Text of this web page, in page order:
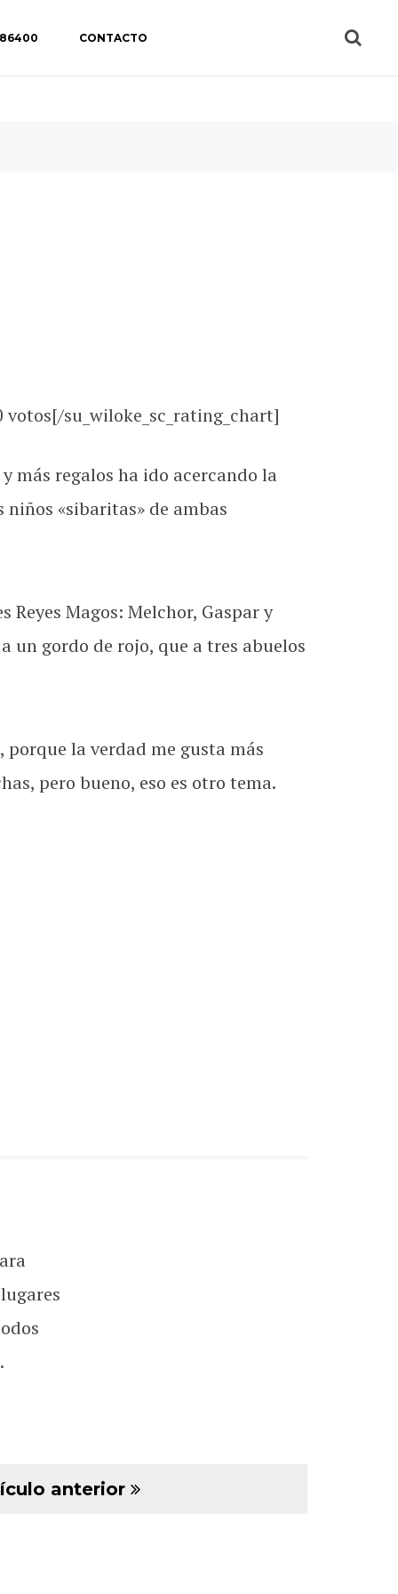
86400 CONTACTO
votos[/su_wiloke_sc_rating_chart]
más regalos ha ido acercando la
«sibaritas» de ambas
Magos: Melchor, Gaspar y
un gordo de rojo, que a tres abuelos
porque la verdad me gusta más
pero bueno, eso es otro tema.
anterior